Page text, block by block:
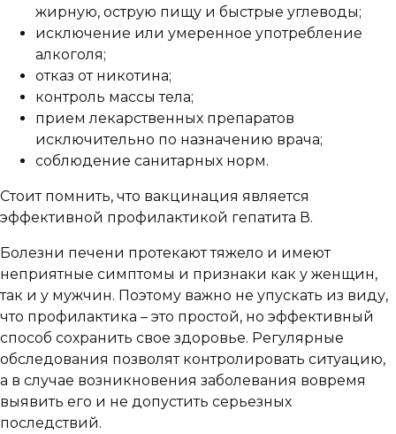
жирную, острую пищу и быстрые углеводы;
исключение или умеренное употребление
алкоголя;
отказ от никотина;
контроль массы тела;
прием лекарственных препаратов
исключительно по назначению врача;
соблюдение санитарных норм.
Стоит помнить, что вакцинация является
эффективной профилактикой гепатита В.
Болезни печени протекают тяжело и имеют
неприятные симптомы и признаки как у женщин,
так и у мужчин. Поэтому важно не упускать из виду,
что профилактика – это простой, но эффективный
способ сохранить свое здоровье. Регулярные
обследования позволят контролировать ситуацию,
а в случае возникновения заболевания вовремя
выявить его и не допустить серьезных
последствий.